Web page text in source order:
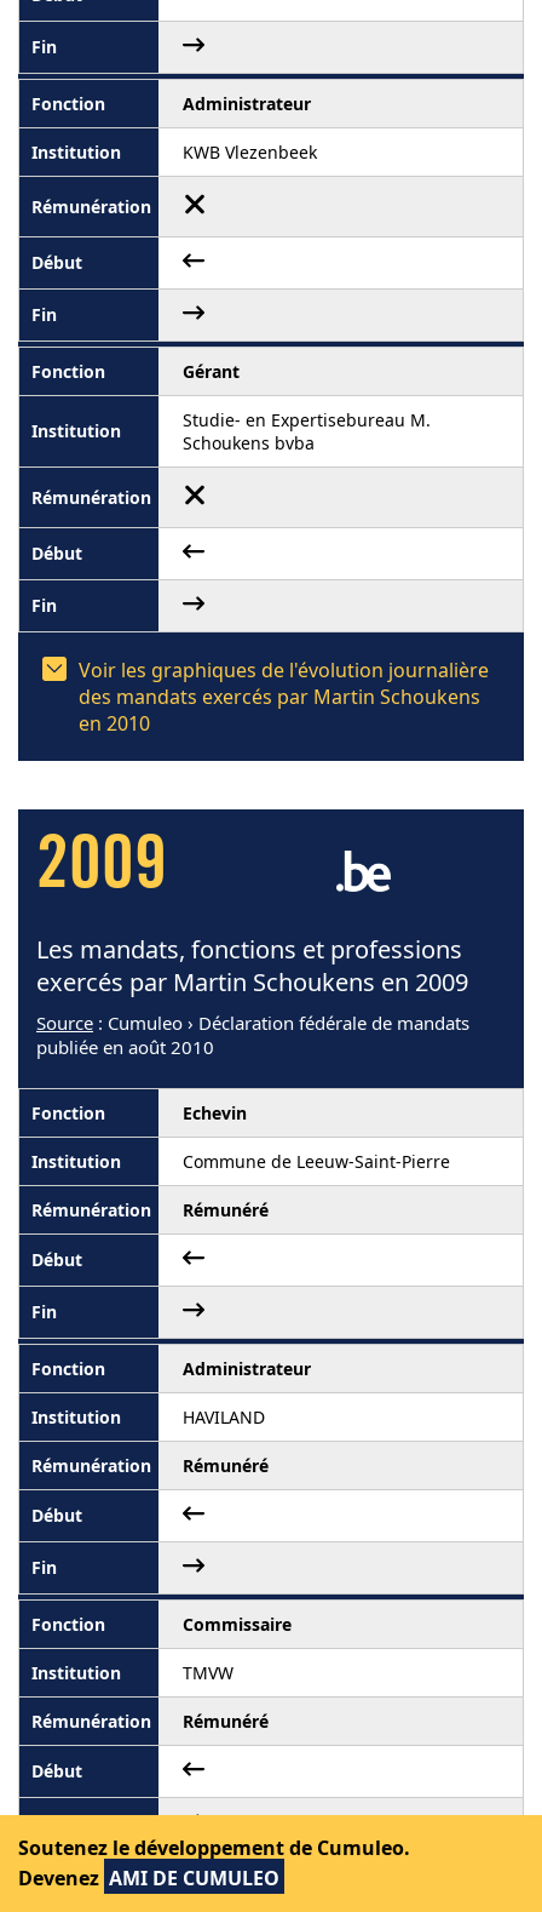
Administrateur
KWB Vlezenbeek
Gérant
Studie- en Expertisebureau M.
Schoukens bvba
Voir les graphiques de l'évolution journalière
des mandats exercés par Martin Schoukens
en 2010
2009
Les mandats, fonctions et professions
exercés par Martin Schoukens en 2009
Source : Cumuleo › Déclaration fédérale de mandats
publiée en août 2010
Echevin
Commune de Leeuw-Saint-Pierre
Rémunéré
Administrateur
HAVILAND
Rémunéré
Commissaire
TMVW
Rémunéré
Administrateur
Soutenez le développement de Cumuleo.
Devenez AMI DE CUMULEO